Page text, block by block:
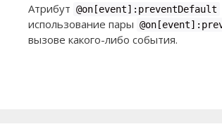
Атрибут @on[event]:preventDefault
использование пары
вызове какого-либо события.